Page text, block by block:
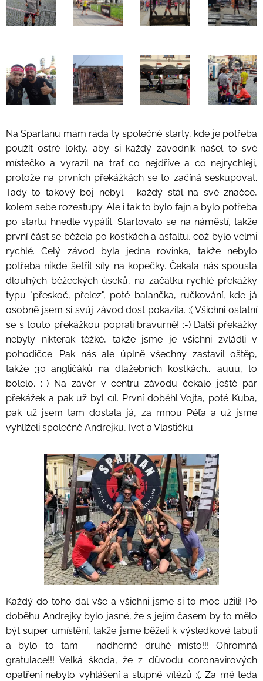
Na Spartanu mám ráda ty společné starty, kde je potřeba
použít ostré lokty, aby si každý závodník našel to své
místečko a vyrazil na trať co nejdříve a co nejrychleji,
protože na prvních překážkách se to začíná seskupovat.
Tady to takový boj nebyl - každý stál na své značce,
kolem sebe rozestupy. Ale i tak to bylo fajn a bylo potřeba
po startu hnedle vypálit. Startovalo se na náměstí, takže
první část se běžela po kostkách a asfaltu, což bylo velmi
rychlé. Celý závod byla jedna rovinka, takže nebylo
potřeba nikde šetřit síly na kopečky. Čekala nás spousta
dlouhých běžeckých úseků, na začátku rychlé překážky
typu "přeskoč, přelez", poté balančka, ručkování, kde já
osobně jsem si svůj závod dost pokazila. :( Všichni ostatní
se s touto překážkou poprali bravurně! ;-) Další překážky
nebyly nikterak těžké, takže jsme je všichni zvládli v
pohodičce. Pak nás ale úplně všechny zastavil oštěp,
takže 30 angličáků na dlažebních kostkách... auuu, to
bolelo. :-) Na závěr v centru závodu čekalo ještě pár
překážek a pak už byl cíl. První doběhl Vojta, poté Kuba,
pak už jsem tam dostala já, za mnou Péťa a už jsme
vyhlíželi společně Andrejku, Ivet a Vlastičku.
Každý do toho dal vše a všichni jsme si to moc užili! Po
doběhu Andrejky bylo jasné, že s jejím časem by to mělo
být super umístění, takže jsme běželi k výsledkové tabuli
a bylo to tam - nádherné druhé místo!!! Ohromná
gratulace!!! Velká škoda, že z důvodu coronavirových
opatření nebylo vyhlášení a stupně vítězů :(. Za mě teda